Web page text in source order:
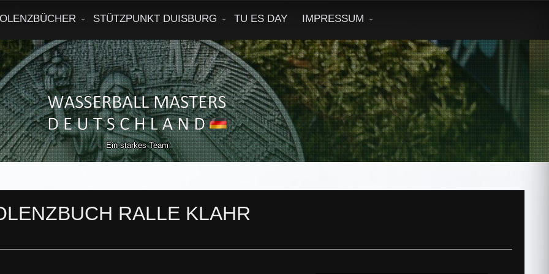
STÜTZPUNKT DUISBURG TU ES DAY IMPRESSUM
Ein starkes Team
RALLE KLAHR